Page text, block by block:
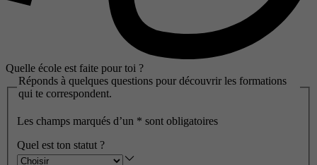
Quelle école est faite pour toi ?
Réponds à quelques questions pour découvrir les formations
qui te correspondent.
Les champs marqués d’un * sont obligatoires
Quel est ton statut ?